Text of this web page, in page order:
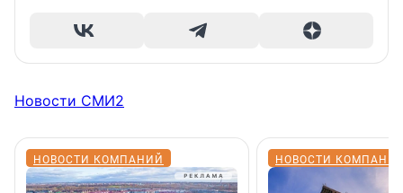
Новости СМИ2
НОВОСТИ КОМПАНИЙ НОВОСТИ